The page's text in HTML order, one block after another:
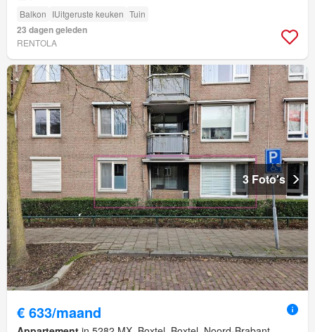
Balkon IUitgeruste keuken Tuin
23 dagen geleden
RENTOLA
3 Foto's
€ 633/maand